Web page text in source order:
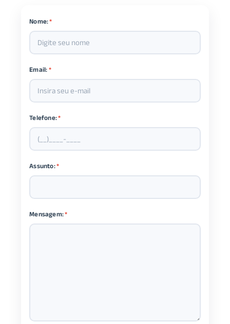
Nome:*
Email:*
Telefone:*
Assunto:*
Mensagem:*